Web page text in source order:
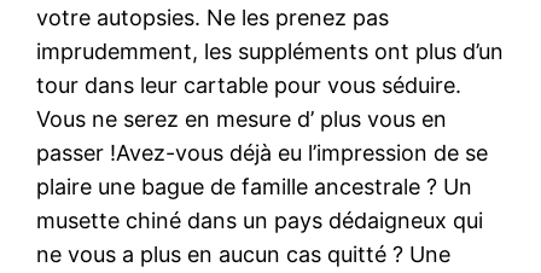
votre autopsies. Ne les prenez pas
imprudemment, les suppléments ont plus d’un
tour dans leur cartable pour vous séduire.
Vous ne serez en mesure d’ plus vous en
passer !Avez-vous déjà eu l’impression de se
plaire une bague de famille ancestrale ? Un
musette chiné dans un pays dédaigneux qui
ne vous a plus en aucun cas quitté ? Une